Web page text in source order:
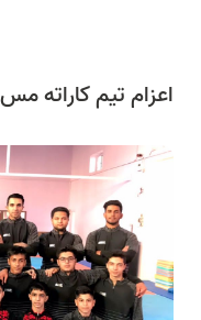
اعزام تيم كاراته